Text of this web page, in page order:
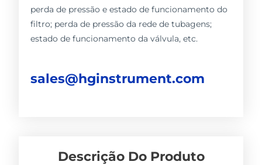
perda de pressão e estado de funcionamento do
filtro; perda de pressão da rede de tubagens;
estado de funcionamento da válvula, etc.
sales@hginstrument.com
Descrição Do Produto